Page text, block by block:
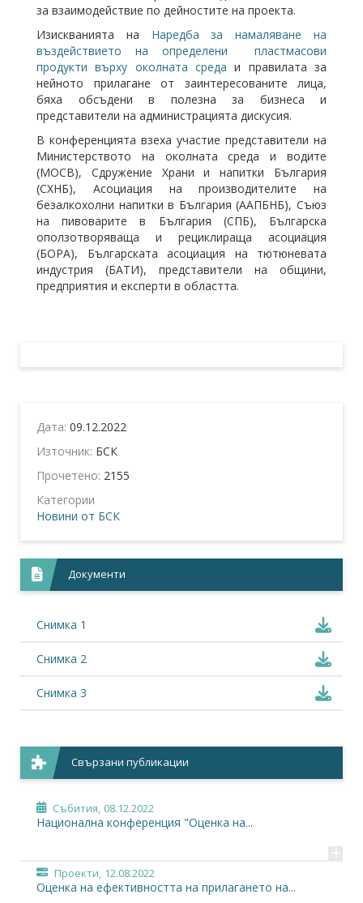
за взаимодействие по дейностите на проекта.
Изискванията на Наредба за намаляване на
въздействието на определени пластмасови
продукти върху околната среда и правилата за
нейното прилагане от заинтересованите лица,
бяха обсъдени в полезна за бизнеса и
представители на администрацията дискусия.
В конференцията взеха участие представители на
Министерството на околната среда и водите
(МОСВ), Сдружение Храни и напитки България
(СХНБ), Асоциация на производителите на
безалкохолни напитки в България (ААПБНБ), Съюз
на пивоварите в България (СПБ), Българска
оползотворяваща и рециклираща асоциация
(БОРА), Българската асоциация на тютюневата
индустрия (БАТИ), представители на общини,
предприятия и експерти в областта.
Дата: 09.12.2022
Източник: БСК
Прочетено: 2155
Категории
Новини от БСК
Документи
Снимка 1
Снимка 2
Снимка 3
Свързани публикации
Събития, 08.12.2022
Национална конференция "Oценка на...
+
Проекти, 12.08.2022
Оценка на ефективността на прилагането на...